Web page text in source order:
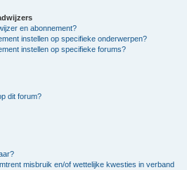
en abonnement?
instellen op specifieke onderwerpen?
instellen op specifieke forums?
dit forum?
misbruik en/of wettelijke kwesties in verband